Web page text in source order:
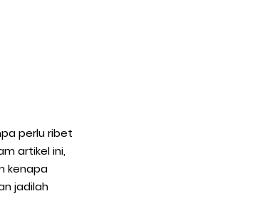
perlu ribet
artikel ini,
kenapa
jadilah